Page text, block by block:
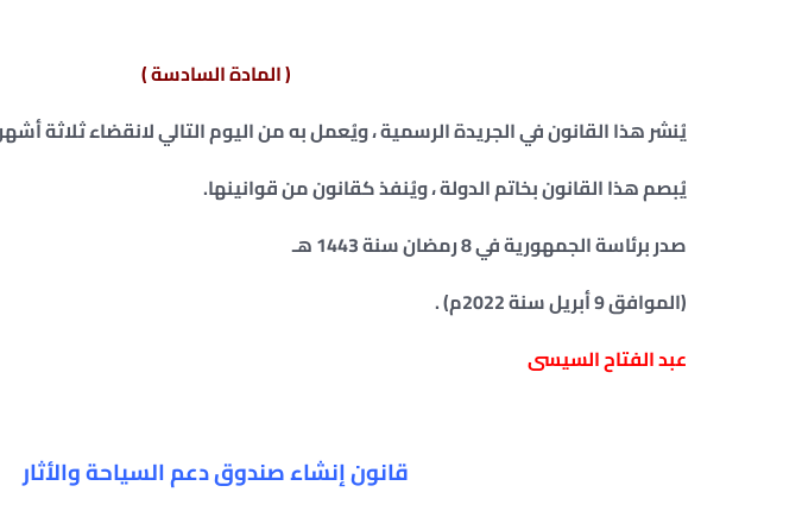
( المادة السادسة )
يُنشر هذا القانون في الجريدة الرسمية ، ويُعمل به من اليوم التالي لانقضاء ثلاثة
يُبصم هذا القانون بخاتم الدولة ، ويُنفذ كقانون من قوانينها.
صدر برئاسة الجمهورية في 8 رمضان سنة 1443 هـ
(الموافق 9 أبريل سنة 2022م) .
عبد الفتاح السيسى
قانون إنشاء صندوق دعم السياحة والأثار